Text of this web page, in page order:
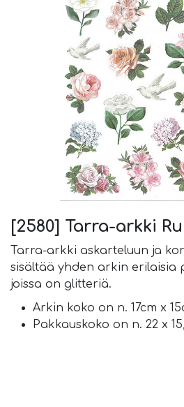
[2580] Tarra-arkki
Tarra-arkki askarteluun ja
sisältää yhden arkin erilaisia
joissa on glitteriä.
Arkin koko on n. 17cm x
Pakkauskoko on n. 22 x